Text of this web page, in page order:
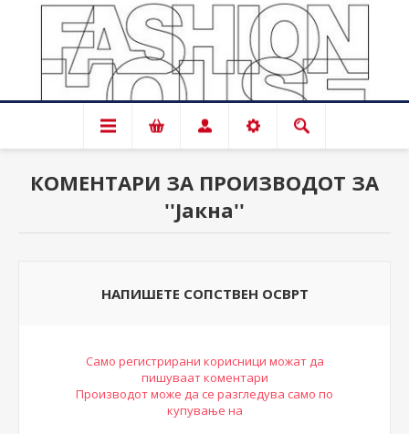
КОМЕНТАРИ ЗА ПРОИЗВОДОТ ЗА
Јакна
НАПИШЕТЕ СОПСТВЕН ОСВРТ
Само регистрирани корисници можат да
пишуваат коментари
Производот може да се разгледува само по
купување на